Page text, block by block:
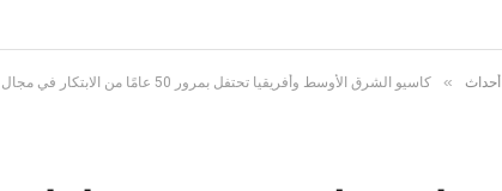
أحداث » كاسيو الشرق الأوسط وأفريقيا تحتفل بمرور 50 عامًا من الابتكار في مجال الساعات في جدة والرياض